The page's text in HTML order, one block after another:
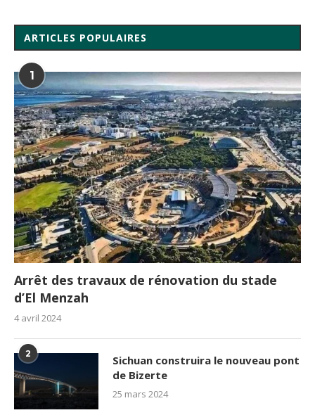
ARTICLES POPULAIRES
1
Arrêt des travaux de rénovation du stade
d’El Menzah
4 avril 2024
2
Sichuan construira le nouveau pont
de Bizerte
25 mars 2024